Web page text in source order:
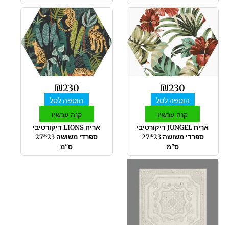
₪230
הוספה לסל
קנה עכשיו
אריח JUNGEL דיקורטיבי
ספרדי משושה 23*27
ס"מ
₪230
הוספה לסל
קנה עכשיו
אריח LIONS דיקורטיבי
ספרדי משושה 23*27
ס"מ